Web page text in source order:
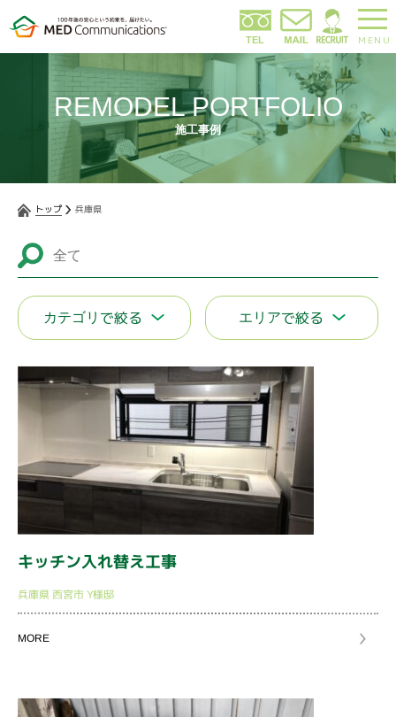
REMODEL PORTFOLIO
施工事例
トップ 兵庫県
カテゴリ で絞る エリアで絞る
キッチン入れ替え工事
兵庫県西宮市Y様邸
MORE
MENU